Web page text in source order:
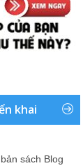
khai
sách Blog